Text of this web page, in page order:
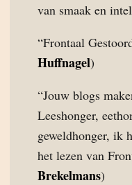
van smaak en
“Frontaal
Huffnagel)
“Jouw blogs
Leeshonger,
geweldhonger, ik
het lezen van
Brekelmans)